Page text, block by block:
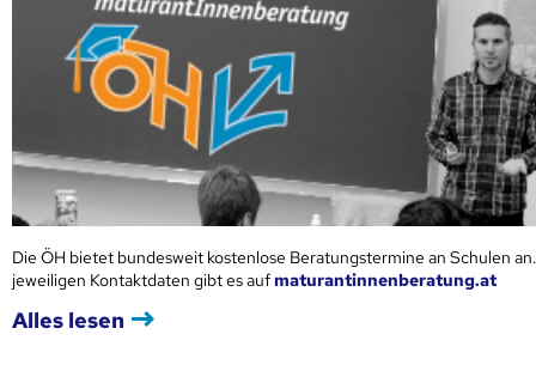
Die ÖH bietet bundesweit kostenlose Beratungstermine an Schulen
jeweiligen Kontaktdaten gibt es aufmaturantinnenberatung.at
Alles lesen